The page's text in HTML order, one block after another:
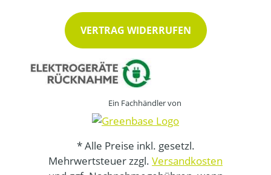
VERTRAG WIDERRUFEN
Ein Fachhändler von
* Alle Preise inkl. gesetzl.
Mehrwertsteuer zzgl. Versandkosten